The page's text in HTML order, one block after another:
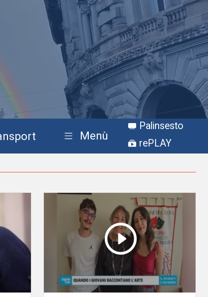
Menù
Palinsesto
rePLAY